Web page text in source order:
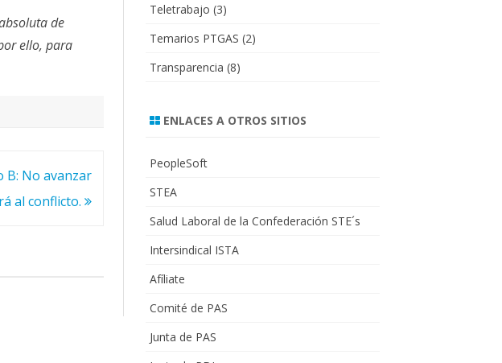
de
ello, para
B: No avanzar
al conflicto.
Teletrabajo (3)
Temarios PTGAS (2)
Transparencia (8)
ENLACES A OTROS SITIOS
PeopleSoft
STEA
Salud Laboral de la Confederación STE´s
Intersindical ISTA
Afíliate
Comité de PAS
Junta de PAS